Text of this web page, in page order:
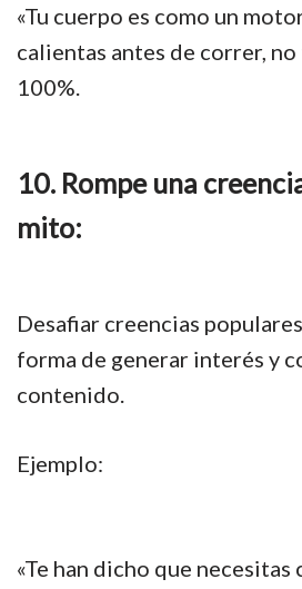
«Tu cuerpo es como un
calientas antes de correr,
100%.
10. Rompe una
mito:
Desafiar creencias
forma de generar interés y
contenido.
Ejemplo:
«Te han dicho que